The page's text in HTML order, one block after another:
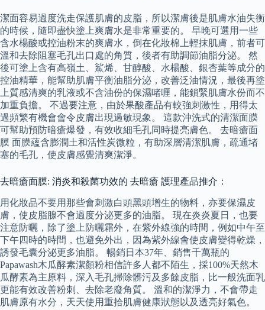
潔面容易過度洗走保護肌膚的皮脂，所以潔膚後是肌膚水油失衡
的時候，隨即盡快塗上爽膚水是非常重要的。 早晚可選用一些
含水楊酸或控油粉末的爽膚水，倒在化妝棉上輕抹肌膚，前者可
溫和去除阻塞毛孔出口處的角質，後者有助調節油脂分泌。 然
後可塗上含有高嶺土、鯊烯、甘醇酸、水楊酸、銀杏葉等成分的
控油精華，能幫助肌膚平衡油脂分泌，改善泛油情況，最後再塗
上質感清爽的乳液或不含油份的保濕啫喱，能鎖緊肌膚水份而不
加重負擔。 不過要注意，由於果酸產品有較強刺激性，用得太
過頻繁有機會會令皮膚出現過敏現象。 這款沖洗式的清潔面膜
可幫助預防暗瘡爆發，有效收細毛孔同時提亮膚色。 去暗瘡面
膜 面膜蘊含膨潤土和活性炭微粒，有助深層清潔肌膚，疏通堵
塞的毛孔，使皮膚感覺清爽潔淨。
去暗瘡面膜: 消炎和殺菌功效的 去暗瘡 護理產品推介：
用化妝品不要用那些會刺激白頭黑頭增生的物料，亦要保濕皮
膚，使皮脂腺不會過度分泌更多的油脂。 現在炎炎夏日，也要
注意防曬，除了塗上防曬霜外，在紫外線強的時間，例如中午至
下午四時的時間，也避免外出，因為紫外線會使皮膚變得乾燥，
誘發毛囊分泌更多油脂。 暢銷日本37年、銷售千萬瓶的
Papawash木瓜酵素潔顏粉相信許多人都不陌生，採100%天然木
瓜酵素為主原料，深入毛孔掃除髒污及多餘皮脂，比一般洗面乳
更能有效改善粉刺、去除老廢角質。 溫和的潔淨力，不會帶走
肌膚原有水分，天天使用重拾肌膚健康狀態以及透亮好氣色。